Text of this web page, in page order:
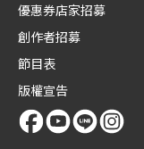
優惠券店家招募
創作者招募
節目表
版權宣告